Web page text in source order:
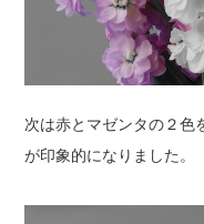
次は赤とマゼンタの２色
が印象的になりました。